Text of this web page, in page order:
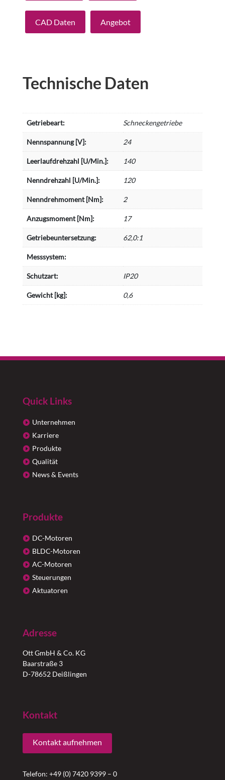
CAD Daten Angebot
Technische Daten
Getriebeart: Schneckengetriebe
Nennspannung [V]: 24
Leerlaufdrehzahl [U/Min.]: 140
Nenndrehzahl [U/Min.]: 120
Nenndrehmoment [Nm]: 2
Anzugsmoment [Nm]: 17
Getriebeuntersetzung: 62,0:1
Messsystem:
Schutzart: IP20
Gewicht [kg]: 0,6
Quick Links
Unternehmen
Karriere
Produkte
Qualität
News & Events
Produkte
DC-Motoren
BLDC-Motoren
AC-Motoren
Steuerungen
Aktuatoren
Adresse
Ott GmbH & Co. KG
Baarstraße 3
D-78652 Deißlingen
Kontakt
Kontakt aufnehmen
Telefon: +49 (0) 7420 9399 – 0